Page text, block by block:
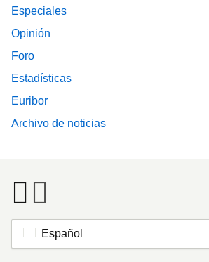
Especiales
Opinión
Foro
Estadísticas
Euribor
Archivo de noticias
Español